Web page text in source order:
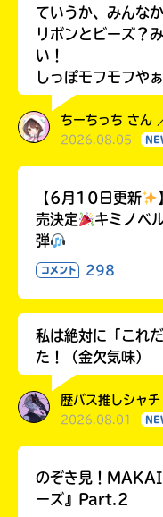
ていうか、みんな
リボンとビーズ？
い！
しっぽモフモフや
ちーちっち さん
2026.08.05
【6月10日更新
売決定
キミノベ
弾
コメント 298
私は絶対に「これ
た！（金欠気味）
歴バス推しシャ
2026.08.01
のぞき見！
ーズ』Part.2